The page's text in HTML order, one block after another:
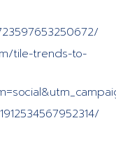
tile-trends-to-